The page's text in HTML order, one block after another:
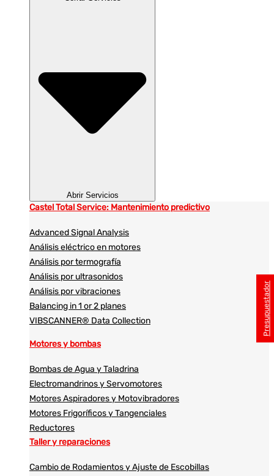
Abrir Servicios
Castel Total Service: Mantenimiento predictivo
Advanced Signal Analysis
Análisis eléctrico en motores
Análisis por termografía
Análisis por ultrasonidos​​
Análisis por vibraciones
Balancing in 1 or 2 planes
VIBSCANNER® Data Collection
Motores y bombas
Bombas de Agua y Taladrina
Electromandrinos y Servomotores
Motores Aspiradores y Motovibradores
Motores Frigoríficos y Tangenciales
Reductores
Taller y reparaciones
Cambio de Rodamientos y Ajuste de Escobillas
Presupuestador